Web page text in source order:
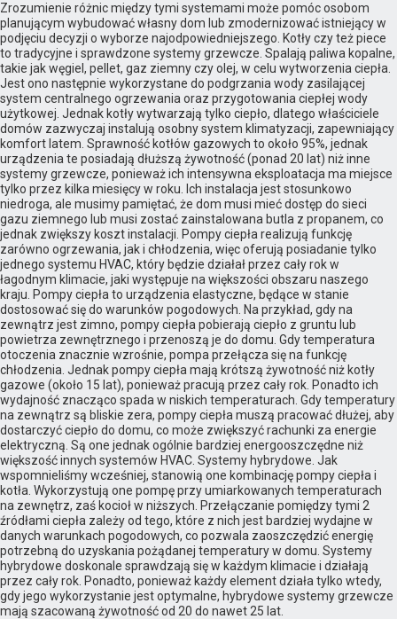
Zrozumienie różnic między tymi systemami może pomóc osobom
planującym wybudować własny dom lub zmodernizować istniejący w
podjęciu decyzji o wyborze najodpowiedniejszego. Kotły czy też piece
to tradycyjne i sprawdzone systemy grzewcze. Spalają paliwa kopalne,
takie jak węgiel, pellet, gaz ziemny czy olej, w celu wytworzenia ciepła.
Jest ono następnie wykorzystane do podgrzania wody zasilającej
system centralnego ogrzewania oraz przygotowania ciepłej wody
użytkowej. Jednak kotły wytwarzają tylko ciepło, dlatego właściciele
domów zazwyczaj instalują osobny system klimatyzacji, zapewniający
komfort latem. Sprawność kotłów gazowych to około 95%, jednak
urządzenia te posiadają dłuższą żywotność (ponad 20 lat) niż inne
systemy grzewcze, ponieważ ich intensywna eksploatacja ma miejsce
tylko przez kilka miesięcy w roku. Ich instalacja jest stosunkowo
niedroga, ale musimy pamiętać, że dom musi mieć dostęp do sieci
gazu ziemnego lub musi zostać zainstalowana butla z propanem, co
jednak zwiększy koszt instalacji. Pompy ciepła realizują funkcję
zarówno ogrzewania, jak i chłodzenia, więc oferują posiadanie tylko
jednego systemu HVAC, który będzie działał przez cały rok w
łagodnym klimacie, jaki występuje na większości obszaru naszego
kraju. Pompy ciepła to urządzenia elastyczne, będące w stanie
dostosować się do warunków pogodowych. Na przykład, gdy na
zewnątrz jest zimno, pompy ciepła pobierają ciepło z gruntu lub
powietrza zewnętrznego i przenoszą je do domu. Gdy temperatura
otoczenia znacznie wzrośnie, pompa przełącza się na funkcję
chłodzenia. Jednak pompy ciepła mają krótszą żywotność niż kotły
gazowe (około 15 lat), ponieważ pracują przez cały rok. Ponadto ich
wydajność znacząco spada w niskich temperaturach. Gdy temperatury
na zewnątrz są bliskie zera, pompy ciepła muszą pracować dłużej, aby
dostarczyć ciepło do domu, co może zwiększyć rachunki za energie
elektryczną. Są one jednak ogólnie bardziej energooszczędne niż
większość innych systemów HVAC. Systemy hybrydowe. Jak
wspomnieliśmy wcześniej, stanowią one kombinację pompy ciepła i
kotła. Wykorzystują one pompę przy umiarkowanych temperaturach
na zewnętrz, zaś kocioł w niższych. Przełączanie pomiędzy tymi 2
źródłami ciepła zależy od tego, które z nich jest bardziej wydajne w
danych warunkach pogodowych, co pozwala zaoszczędzić energię
potrzebną do uzyskania pożądanej temperatury w domu. Systemy
hybrydowe doskonale sprawdzają się w każdym klimacie i działają
przez cały rok. Ponadto, ponieważ każdy element działa tylko wtedy,
gdy jego wykorzystanie jest optymalne, hybrydowe systemy grzewcze
mają szacowaną żywotność od 20 do nawet 25 lat.